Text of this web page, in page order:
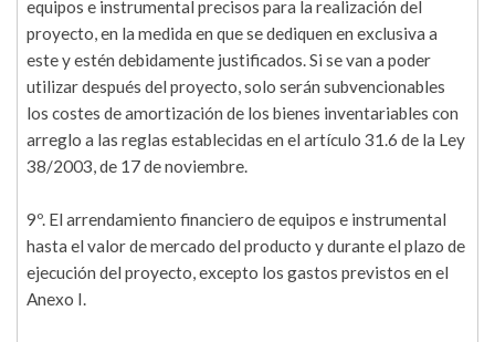
equipos e instrumental precisos para la realización del
proyecto, en la medida en que se dediquen en exclusiva a
este y estén debidamente justificados. Si se van a poder
utilizar después del proyecto, solo serán subvencionables
los costes de amortización de los bienes inventariables con
arreglo a las reglas establecidas en el artículo 31.6 de la Ley
38/2003, de 17 de noviembre.
9º. El arrendamiento financiero de equipos e instrumental
hasta el valor de mercado del producto y durante el plazo de
ejecución del proyecto, excepto los gastos previstos en el
Anexo I.